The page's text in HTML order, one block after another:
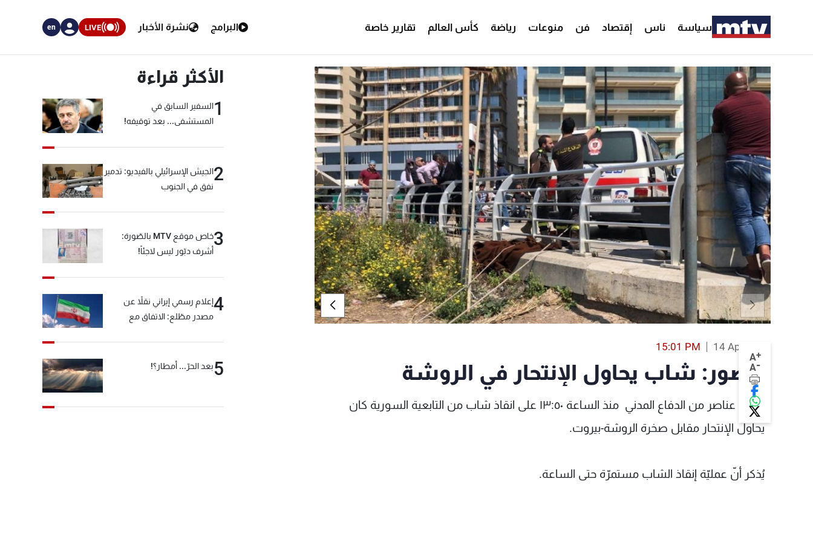
سياسة ناس إقتصاد فن منوعات رياضة كأس العالم تقارير خاصة البرامج نشرة الأخبار LIVE
en
A+
A-
14 Apr 2018
15:01 PM
بالصور: شاب يحاول الإنتحار في الروشة
تعمل عناصر من الدفاع المدني منذ الساعة ١٣:٥٠ على انقاذ شاب من التابعية السورية كان
يحاول الإنتحار مقابل صخرة الروشة-بيروت.
يُذكر أنّ عمليّة إنقاذ الشاب مستمرّة حتى الساعة.
الأكثر قراءة
1السفير السابق في
المستشفى... بعد توقيفه!
2الجيش الإسرائيلي بالفيديو: تدمير
نفق في الجنوب
3
خاص موقع MTV بالصّورة:
أشرف دبّور ليس لاجئاً!
4إعلام رسمي إيراني نقلاً عن
مصدر مطّلع: الاتفاق مع
تهدد إيران
5بعد الحرّ... أمطار؟!